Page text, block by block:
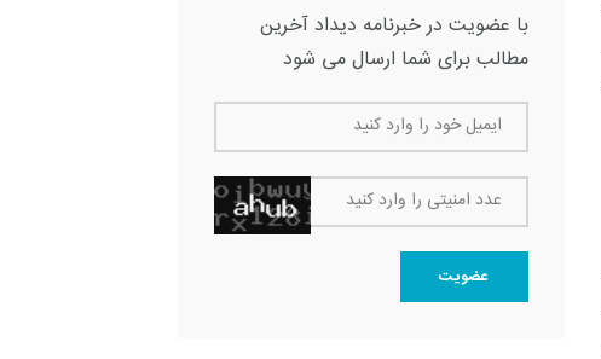
با عضویت در خبرنامه دیداد آخرین
مطالب برای شما ارسال می شود
ایمیل خود را وارد کنید
عدد امنیتی را وارد کنید
عضویت